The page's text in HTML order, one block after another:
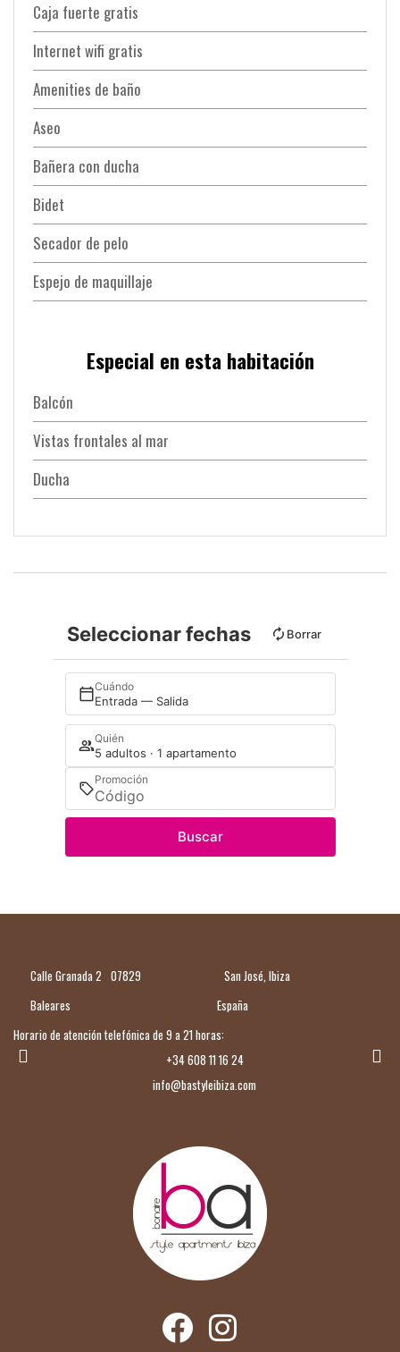
Caja fuerte gratis
Internet wifi gratis
Amenities de baño
Aseo
Bañera con ducha
Bidet
Secador de pelo
Espejo de maquillaje
Especial en esta habitación
Balcón
Vistas frontales al mar
Ducha
Seleccionar fechas Borrar
Cuándo
Entrada — Salida
Quién
5 adultos · 1 apartamento
Promoción
Buscar
Calle Granada 2 07829
San José, Ibiza
Baleares
España
Horario de atención telefónica de 9 a 21 horas:
+34 608 11 16 24
info@bastyleibiza.com